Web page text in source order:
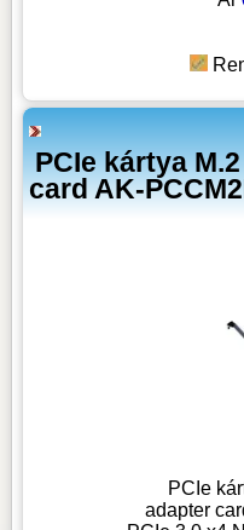
PCIe kártya
card AK-
PCIe
adapter